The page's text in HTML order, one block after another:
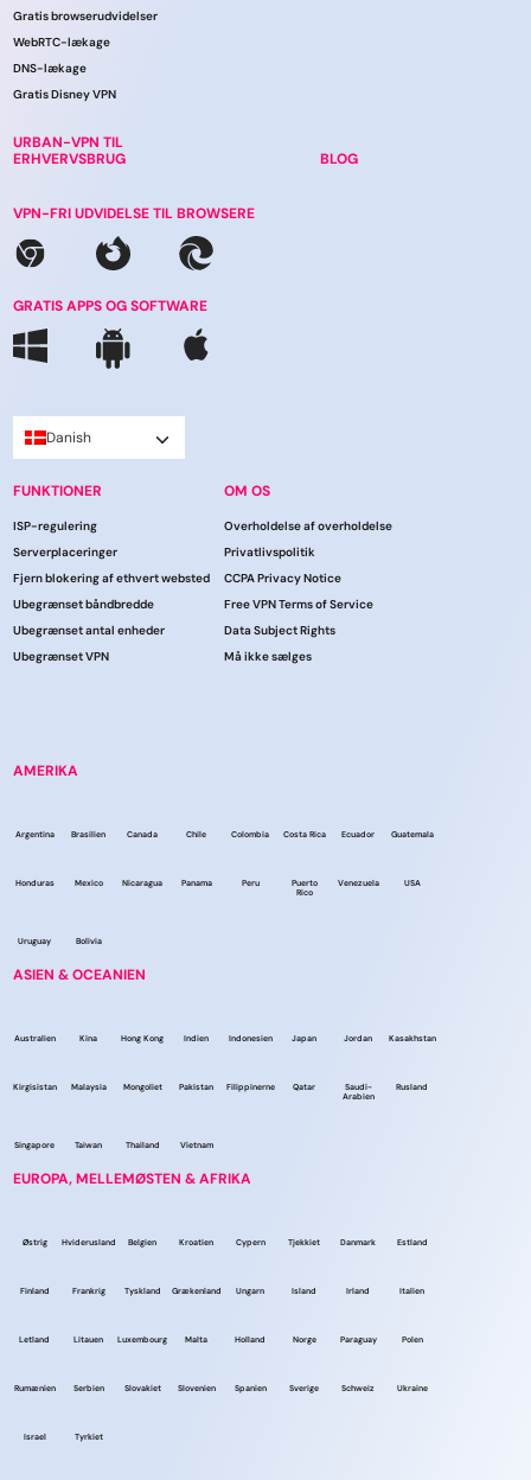
Gratis browserudvidelser
WebRTC-lækage
DNS-lækage
Gratis Disney VPN
URBAN-VPN TIL
ERHVERVSBRUG
BLOG
VPN-FRI UDVIDELSE TIL BROWSERE
GRATIS APPS OG SOFTWARE
Danish
FUNKTIONER
ISP-regulering
Serverplaceringer
Fjern blokering af ethvert websted
Ubegrænset båndbredde
Ubegrænset antal enheder
Ubegrænset VPN
OM OS
Overholdelse af overholdelse
Privatlivspolitik
CCPA Privacy Notice
Free VPN Terms of Service
Data Subject Rights
Må ikke sælges
AMERIKA
Argentina Brasilien Canada Chile Colombia Costa Rica Ecuador Guatemala
Honduras Mexico Nicaragua Panama Peru
Puerto
Rico
Venezuela USA
Uruguay Bolivia
ASIEN & OCEANIEN
Australien Kina Hong Kong Indien Indonesien Japan Jordan Kasakhstan
Kirgisistan Malaysia Mongoliet Pakistan Filippinerne Qatar
Saudi-
Arabien
Rusland
Singapore Taiwan Thailand Vietnam
EUROPA, MELLEMØSTEN & AFRIKA
Østrig Hviderusland Belgien Kroatien Cypern Tjekkiet Danmark Estland
Finland Frankrig Tyskland Grækenland Ungarn Island Irland Italien
Letland Litauen Luxembourg Malta Holland Norge Paraguay Polen
Rumænien Serbien Slovakiet Slovenien Spanien Sverige Schweiz Ukraine
Israel Tyrkiet